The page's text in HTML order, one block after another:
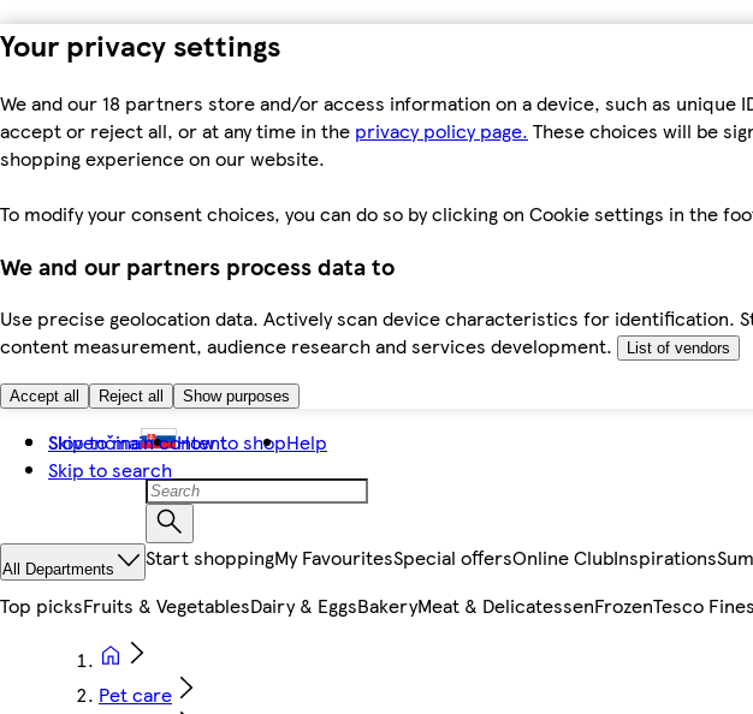
Your privacy settings
We and our 18 partners store and/or access information on a device, such as
accept or reject all, or at any time in the privacy policy page. These choices will be
shopping experience on our website.
To modify your consent choices, you can do so by clicking on Cookie settings in the
We and our partners process data to
Use precise geolocation data. Actively scan device characteristics for identification.
content measurement, audience research and services development.
List of vendors
Accept all Reject all Show purposes
Skip to main content
Skip to search
Slovenčina How to shopHelp
All Departments Start shoppingMy FavouritesSpecial offersOnline ClubInspirations
Top picksFruits & VegetablesDairy & EggsBakeryMeat & DelicatessenFrozenTesco
Pet care